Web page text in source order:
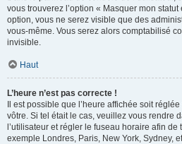
vous trouverez l’option « Masquer mon
option, vous ne serez visible que des
vous-même. Vous serez alors comptabilisé
invisible.
Haut
L’heure n’est pas correcte !
Il est possible que l’heure affichée soit
vôtre. Si tel était le cas, veuillez vous rendre
l’utilisateur et régler le fuseau horaire afin
exemple Londres, Paris, New York, Sydney,